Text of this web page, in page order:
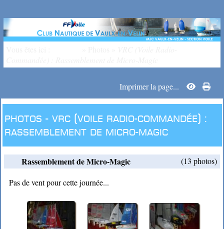
Imprimer la page...
Photos - VRC (Voile Radio-Commandée) :
Rassemblement de Micro-Magic
Rassemblement de Micro-Magic (13 photos)
Pas de vent pour cette journée...